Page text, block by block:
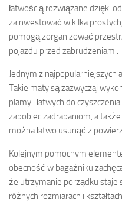
łatwością rozwiązane dzięki
zainwestować w kilka
pomogą zorganizować
pojazdu przed zabrudzeniami.
Jednym z najpopularniejszych
Takie maty są zazwyczaj
plamy i łatwych do
zapobiec zadrapaniom, a
można łatwo usunąć z
Kolejnym pomocnym
obecność w bagażniku
że utrzymanie porządku staje
różnych rozmiarach i